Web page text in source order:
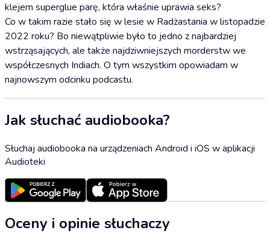
klejem superglue parę, która właśnie uprawia seks?
Co w takim razie stało się w lesie w Radżastania w listopadzie
2022 roku? Bo niewątpliwie było to jedno z najbardziej
wstrząsających, ale także najdziwniejszych morderstw we
współczesnych Indiach. O tym wszystkim opowiadam w
najnowszym odcinku podcastu.
Jak słuchać audiobooka?
Słuchaj audiobooka na urządzeniach Android i iOS w aplikacji
Audioteki
Oceny i opinie słuchaczy